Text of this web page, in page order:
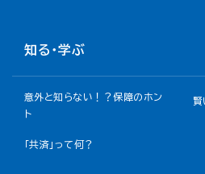
知る・学ぶ
意外と知らない！？保障のホン
ト
賢
「共済」って何？